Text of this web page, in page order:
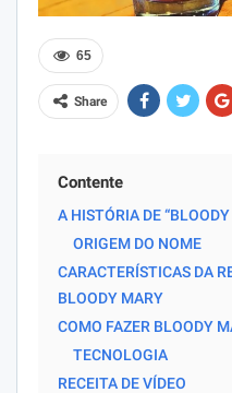
65
Share
Contente
A HISTÓRIA DE
ORIGEM DO NOME
CARACTERÍSTICAS DA
BLOODY MARY
COMO FAZER BLOODY
TECNOLOGIA
RECEITA DE VÍDEO